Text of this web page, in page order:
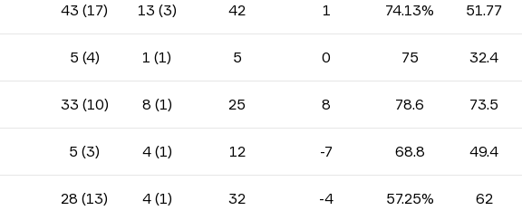
43 (17) 13 (3) 42 1 74.13% 51.77
5 (4) 1 (1) 5 0 75 32.4
33 (10) 8 (1) 25 8 78.6 73.5
5 (3) 4 (1) 12 -7 68.8 49.4
28 (13) 4 (1) 32 -4 57.25% 62